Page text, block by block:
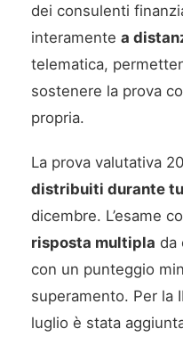
dei consulenti
interamente a
telematica,
sostenere la prova
propria.
La prova valutativa
distribuiti durante
dicembre. L’esame
risposta multipla da
con un punteggio
superamento. Per la
luglio è stata